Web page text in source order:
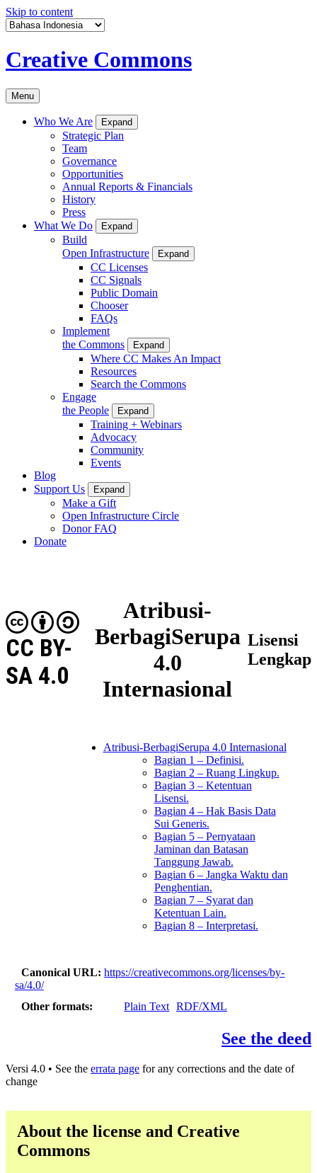
Skip to content
Creative Commons
Menu
Who We Are Expand
Strategic Plan
Team
Governance
Opportunities
Annual Reports & Financials
History
Press
What We Do
Expand
Build
Open Infrastructure
Expand
CC Licenses
CC Signals
Public Domain
Chooser
FAQs
Implement
the Commons
Expand
Where CC Makes An Impact
Resources
Search the Commons
Engage
the People
Expand
Training + Webinars
Advocacy
Community
Events
Blog
Support Us
Expand
Make a Gift
Open Infrastructure Circle
Donor FAQ
Donate
Atribusi-
BerbagiSerupa
4.0
Internasional
CC BY-
SA 4.0
Lisensi
Lengkap
Atribusi-BerbagiSerupa 4.0 Internasional
Bagian 1 – Definisi.
Bagian 2 – Ruang Lingkup.
Bagian 3 – Ketentuan
Lisensi.
Bagian 4 – Hak Basis Data
Sui Generis.
Bagian 5 – Pernyataan
Jaminan dan Batasan
Tanggung Jawab.
Bagian 6 – Jangka Waktu dan
Penghentian.
Bagian 7 – Syarat dan
Ketentuan Lain.
Bagian 8 – Interpretasi.
Canonical URL
https://creativecommons.org/licenses/by-
sa/4.0/
Other formats
Plain Text RDF/XML
See the deed
Versi 4.0 • See the errata page for any corrections and the date of
change
About the license and Creative
Commons